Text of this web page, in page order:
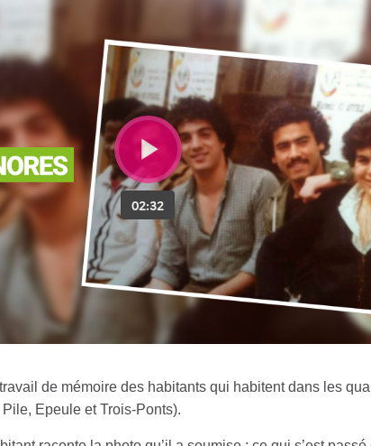
de mémoire des habitants qui habitent dans les
Epeule et Trois-Ponts).